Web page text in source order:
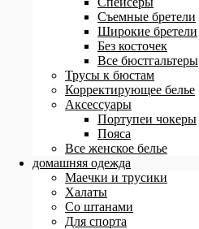
Съемные бретели
Широкие бретели
Без косточек
Все бюстгальтеры
Трусы к бюстам
Корректирующее белье
Аксессуары
Портупеи чокеры
Пояса
Все женское белье
домашняя одежда
Маечки и трусики
Халаты
Со штанами
Для спорта